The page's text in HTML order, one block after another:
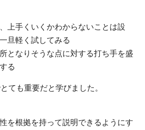
上手くいくかわからないことは設
旦軽く試してみる
となりそうな点に対する打ち手を盛
る
ても重要だと学びました。
を根拠を持って説明できるようにす